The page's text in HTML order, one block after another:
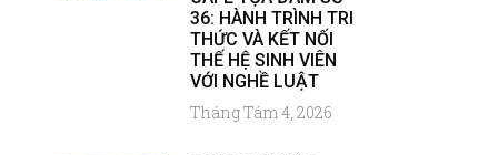
36: HÀNH TRÌNH TRI
THỨC VÀ KẾT NỐI
THẾ HỆ SINH VIÊN
VỚI NGHỀ LUẬT
Tháng Tám 4, 2026